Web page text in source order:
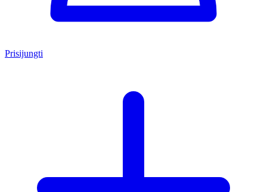
Prisijungti